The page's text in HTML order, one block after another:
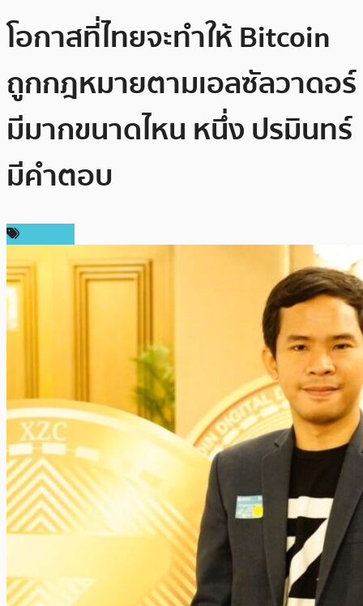
โอกาสที่ไทยจะทำให้ Bitcoin
ถูกกฎหมายตามเอลซัลวาดอร์
มีมากขนาดไหน หนึ่ง ปรมินทร์
มีคำตอบ